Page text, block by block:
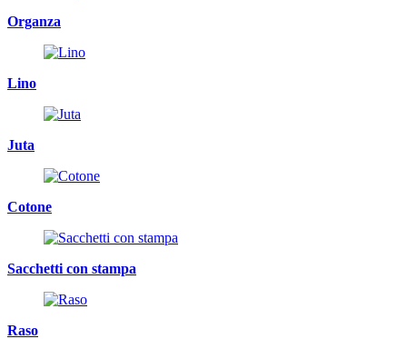
Organza
Lino
Juta
Cotone
Sacchetti con stampa
Raso